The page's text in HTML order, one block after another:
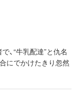
、“牛乳配達”と仇名
にでかけたきり忽然